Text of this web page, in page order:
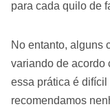
para cada quilo de
No entanto, alguns
variando de acordo
essa prática é
recomendamos